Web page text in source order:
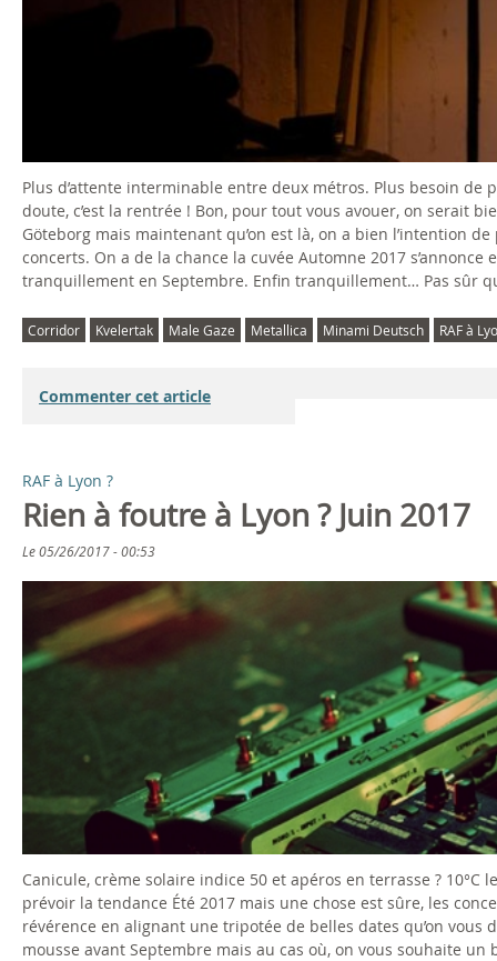
Plus d’attente interminable entre deux métros. Plus besoin
doute, c’est la rentrée ! Bon, pour tout vous avouer, on serait
Göteborg mais maintenant qu’on est là, on a bien l’intention
concerts. On a de la chance la cuvée Automne 2017
tranquillement en Septembre. Enfin tranquillement… Pas sûr
Corridor Kvelertak Male Gaze Metallica Minami Deutsch RAF à
Commenter cet article
RAF à Lyon ?
Rien à foutre à Lyon ? Juin 2017
Le05/26/2017 - 00:53
Canicule, crème solaire indice 50 et apéros en terrasse ?
prévoir la tendance Été 2017 mais une chose est sûre, les
révérence en alignant une tripotée de belles dates qu’on
mousse avant Septembre mais au cas où, on vous souhaite un